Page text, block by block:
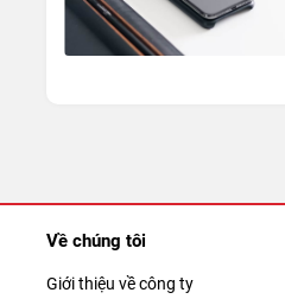
Về chúng tôi
Giới thiệu về công ty